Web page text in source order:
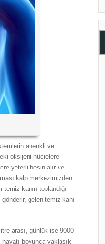
ahenkli ve
oksijeni hücrelere
yeterli besin alır ve
kalp merkezimizden
kanın toplandığı
gelen temiz kanı
arası, günlük ise 9000
boyunca yaklaşık